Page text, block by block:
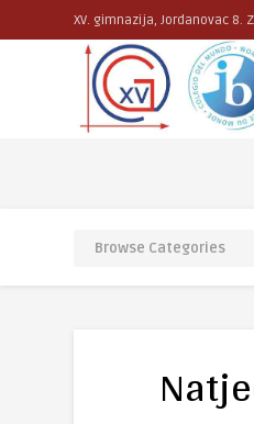
XV. gimnazija, Jordanovac 8.